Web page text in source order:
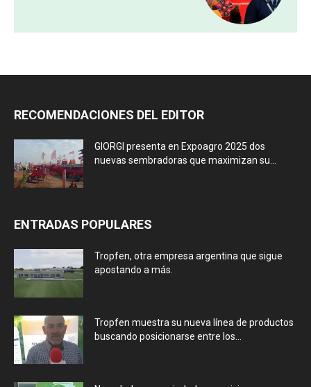
RECOMENDACIONES DEL EDITOR
GIORGI presenta en Expoagro 2025 dos
nuevas sembradoras que maximizan su...
ENTRADAS POPULARES
Tropfen, otra empresa argentina que sigue
apostando a más.
Tropfen muestra su nueva línea de productos
buscando posicionarse entre los...